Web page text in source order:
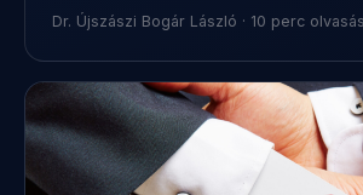
Dr. Újszászi Bogár László · 10 perc olvasás